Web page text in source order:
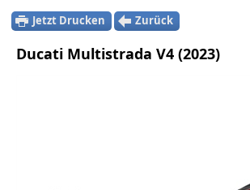
Jetzt Drucken Zurück
Ducati Multistrada V4 (2023)